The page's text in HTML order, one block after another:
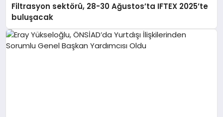
Filtrasyon sektörü, 28-30 Ağustos’ta IFTEX 2025’te
buluşacak